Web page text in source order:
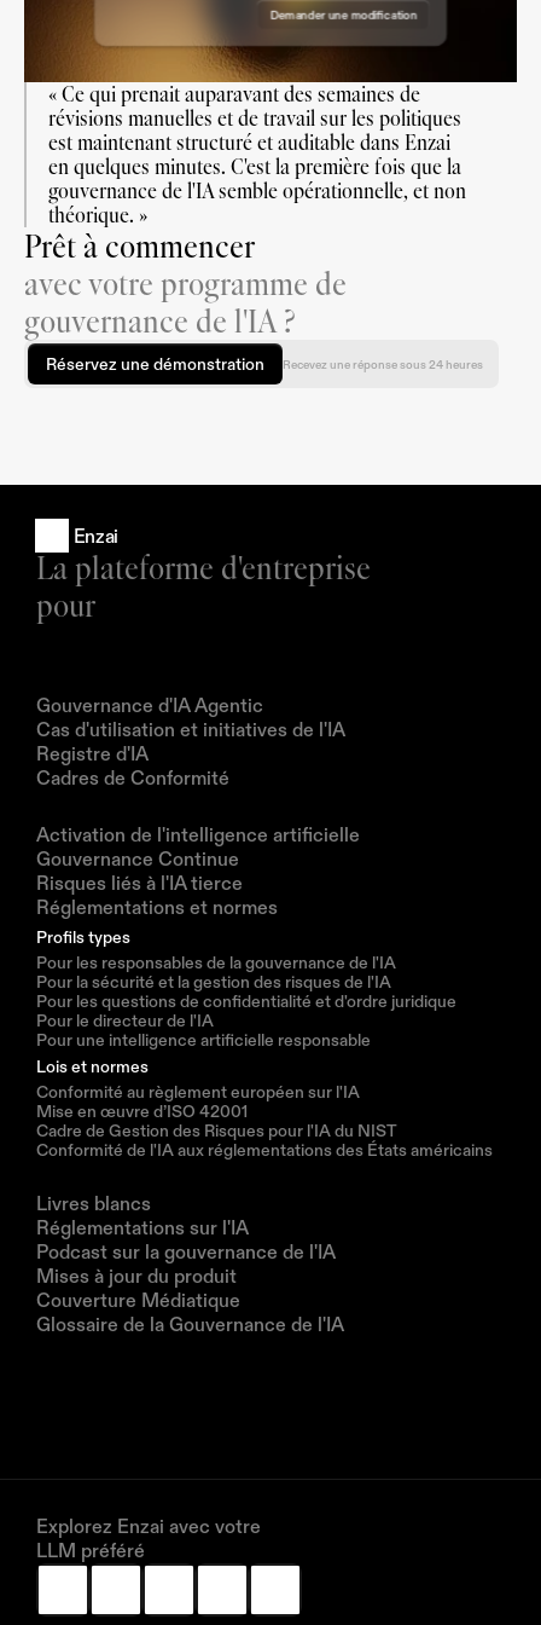
« Ce qui prenait auparavant des semaines de
révisions manuelles et de travail sur les politiques
est maintenant structuré et auditable dans Enzai
en quelques minutes. C'est la première fois que la
gouvernance de l'IA semble opérationnelle, et non
théorique. »
Prêt à commencer
avec votre programme de
gouvernance de l'IA ?
Réservez une démonstration Recevez une réponse sous 24 heures
Demander une modification
Enzai
La plateforme d'entreprise
pour
Gouvernance d'IA Agentic
Cas d'utilisation et initiatives de l'IA
Registre d'IA
Cadres de Conformité
Activation de l'intelligence artificielle
Gouvernance Continue
Risques liés à l'IA tierce
Réglementations et normes
Profils types
Pour les responsables de la gouvernance de l'IA
Pour la sécurité et la gestion des risques de l'IA
Pour les questions de confidentialité et d'ordre juridique
Pour le directeur de l'IA
Pour une intelligence artificielle responsable
Lois et normes
Conformité au règlement européen sur l'IA
Mise en œuvre d’ISO 42001
Cadre de Gestion des Risques pour l'IA du NIST
Conformité de l'IA aux réglementations des États américains
Livres blancs
Réglementations sur l'IA
Podcast sur la gouvernance de l'IA
Mises à jour du produit
Couverture Médiatique
Glossaire de la Gouvernance de l'IA
Explorez Enzai avec votre
LLM préféré